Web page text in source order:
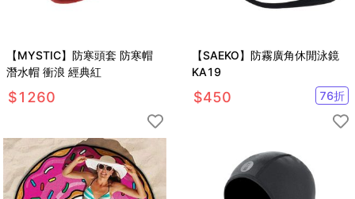
【MYSTIC】防寒頭套 防寒帽
潛水帽 衝浪 經典紅
$1260
【SAEKO】防霧廣角休閒泳鏡
KA19
$450 76折